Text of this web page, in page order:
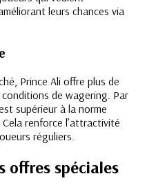
leurs chances via
Prince Ali offre plus de
de wagering. Par
supérieur à la norme
renforce l’attractivité
réguliers.
offres spéciales